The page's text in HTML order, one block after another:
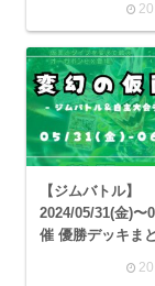
【ジムバトル】
2024/05/31(金)〜
催 優勝デッキま